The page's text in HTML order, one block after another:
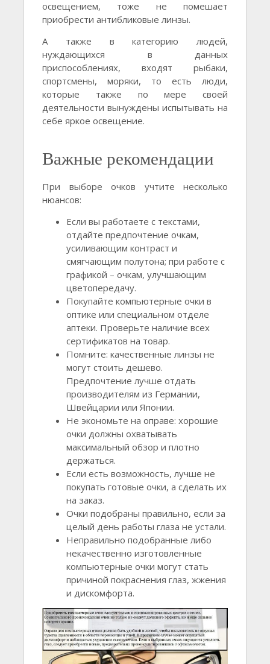
освещением, тоже не помешает
приобрести антибликовые линзы.
А также в категорию людей,
нуждающихся в данных
приспособлениях, входят рыбаки,
спортсмены, моряки, то есть люди,
которые также по мере своей
деятельности вынуждены испытывать на
себе яркое освещение.
Важные рекомендации
При выборе очков учтите несколько
нюансов:
Если вы работаете с текстами,
отдайте предпочтение очкам,
усиливающим контраст и
смягчающим полутона; при работе с
графикой – очкам, улучшающим
цветопередачу.
Покупайте компьютерные очки в
оптике или специальном отделе
аптеки. Проверьте наличие всех
сертификатов на товар.
Помните: качественные линзы не
могут стоить дешево.
Предпочтение лучше отдать
производителям из Германии,
Швейцарии или Японии.
Не экономьте на оправе: хорошие
очки должны охватывать
максимальный обзор и плотно
держаться.
Если есть возможность, лучше не
покупать готовые очки, а сделать их
на заказ.
Очки подобраны правильно, если за
целый день работы глаза не устали.
Неправильно подобранные либо
некачественно изготовленные
компьютерные очки могут стать
причиной покраснения глаз, жжения
и дискомфорта.